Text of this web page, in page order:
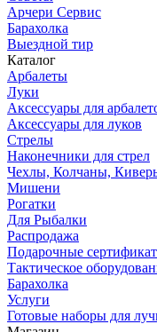
Арчери Сервис
Барахолка
Выездной тир
Каталог
Арбалеты
Луки
Аксессуары для
Аксессуары для луков
Стрелы
Наконечники для стрел
Чехлы, Колчаны,
Мишени
Рогатки
Для Рыбалки
Распродажа
Подарочные
Тактическое
Барахолка
Услуги
Готовые наборы для